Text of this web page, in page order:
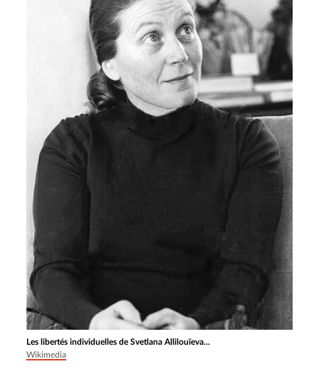
Les libertés individuelles de Svetlana Allilouïeva...
Wikimedia